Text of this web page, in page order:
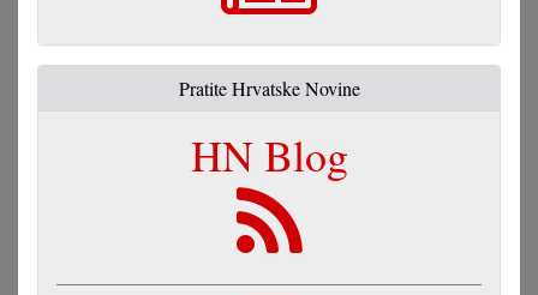
Pratite Hrvatske Novine
HN Blog